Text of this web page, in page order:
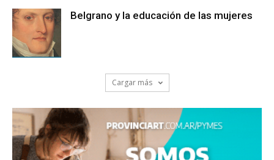
Belgrano y la educación de las mujeres
Cargar más